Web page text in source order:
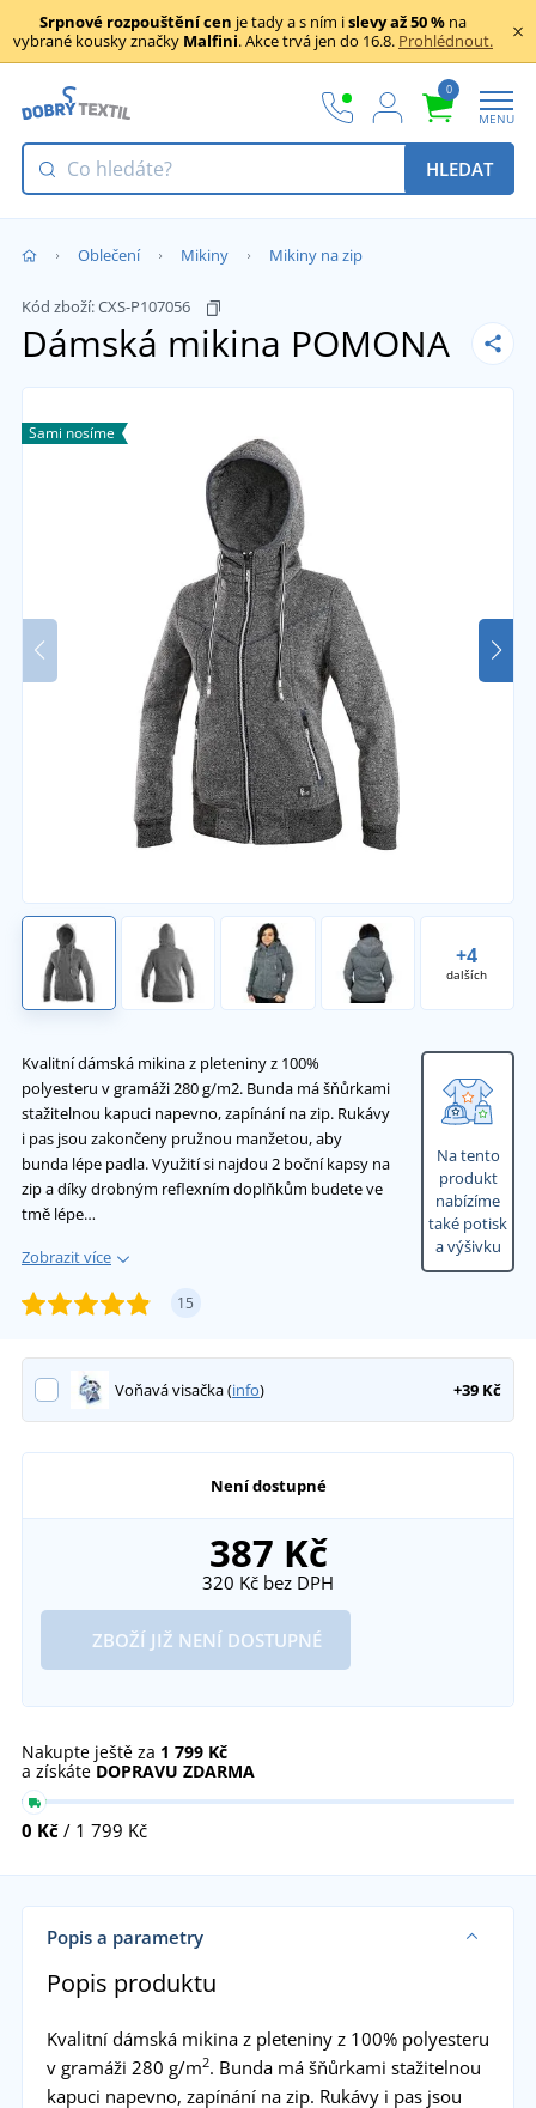
Srpnové rozpouštění cen je tady a s ním islevy až 50 % na
vybrané kousky značky Malfini. Akce trvá jen do 16.8. Prohlédnout.
0
MENU
HLEDAT
Oblečení Mikiny Mikiny na zip
Kód zboží:CXS-P107056
Dámská mikina POMONA
+4
dalších
Sami nosíme
Kvalitní dámská mikina z pleteniny z 100%
polyesteru v gramáži 280 g/m2. Bunda má šňůrkami
stažitelnou kapuci napevno, zapínání na zip. Rukávy
i pas jsou zakončeny pružnou manžetou, aby
bunda lépe padla. Využití si najdou 2 boční kapsy na
zip a díky drobným reflexním doplňkům budete ve
tmě lépe…
Zobrazit více
15
Na tento
produkt
nabízíme
také potisk
a výšivku
Voňavá visačka (info) +39 Kč
Není dostupné
387 Kč
320 Kč bez DPH
ZBOŽÍ JIŽ NENÍ DOSTUPNÉ
Nakupte ještě za 1 799 Kč
a získáte DOPRAVU ZDARMA
0 Kč / 1 799 Kč
Popis a parametry
Popis produktu
Kvalitní dámská mikina z pleteniny z 100% polyesteru
v gramáži 280 g/m2. Bunda má šňůrkami stažitelnou
kapuci napevno, zapínání na zip. Rukávy i pas jsou